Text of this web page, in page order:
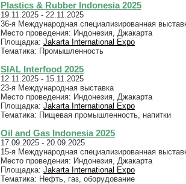
Plastics & Rubber Indonesia 2025
19.11.2025 - 22.11.2025
36-я Международная специализированная
Место проведения: Индонезия, Джакарта
Площадка: Jakarta International Expo
Тематика: Промышленность
SIAL Interfood 2025
12.11.2025 - 15.11.2025
23-я Международная выставка
Место проведения: Индонезия, Джакарта
Площадка: Jakarta International Expo
Тематика: Пищевая промышленность, напитки
Oil and Gas Indonesia 2025
17.09.2025 - 20.09.2025
15-я Международная специализированная
Место проведения: Индонезия, Джакарта
Площадка: Jakarta International Expo
Тематика: Нефть, газ, оборудование